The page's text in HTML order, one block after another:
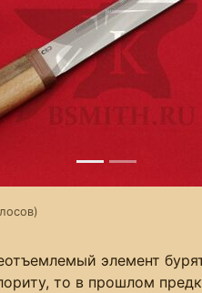
элемент
то в прошлом